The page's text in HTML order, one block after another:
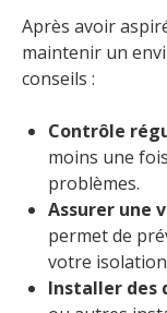
Après avoir
maintenir un
conseils :
Contrôle
moins une
problèmes.
Assurer une
permet de
votre
Installer des